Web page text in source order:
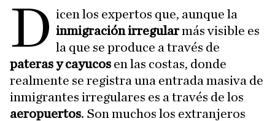
D icen los expertos que, aunque la
inmigración irregularmás visible es
la que se produce a través de
pateras y cayucos en las costas, donde
realmente se registra una entrada masiva de
inmigrantes irregulares es a través de los
aeropuertos. Son muchos los extranjeros